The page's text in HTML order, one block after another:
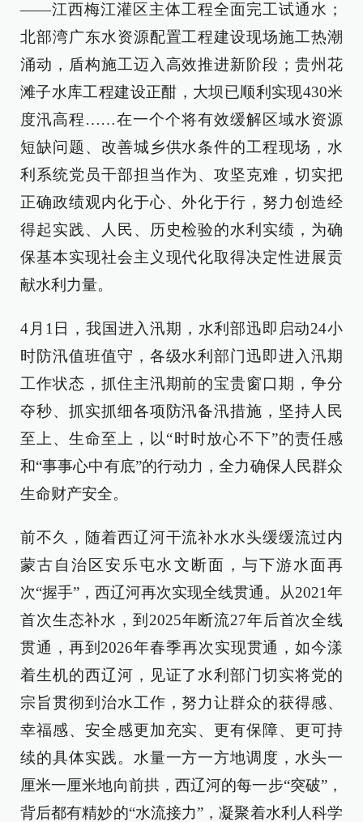
——江西梅江灌区主体工程全面完工试通水；
北部湾广东水资源配置工程建设现场施工热潮
涌动，盾构施工迈入高效推进新阶段；贵州花
滩子水库工程建设正酣，大坝已顺利实现430米
度汛高程……在一个个将有效缓解区域水资源
短缺问题、改善城乡供水条件的工程现场，水
利系统党员干部担当作为、攻坚克难，切实把
正确政绩观内化于心、外化于行，努力创造经
得起实践、人民、历史检验的水利实绩，为确
保基本实现社会主义现代化取得决定性进展贡
献水利力量。
4月1日，我国进入汛期，水利部迅即启动24小
时防汛值班值守，各级水利部门迅即进入汛期
工作状态，抓住主汛期前的宝贵窗口期，争分
夺秒、抓实抓细各项防汛备汛措施，坚持人民
至上、生命至上，以“时时放心不下”的责任感
和“事事心中有底”的行动力，全力确保人民群众
生命财产安全。
前不久，随着西辽河干流补水水头缓缓流过内
蒙古自治区安乐屯水文断面，与下游水面再
次“握手”，西辽河再次实现全线贯通。从2021年
首次生态补水，到2025年断流27年后首次全线
贯通，再到2026年春季再次实现贯通，如今漾
着生机的西辽河，见证了水利部门切实将党的
宗旨贯彻到治水工作，努力让群众的获得感、
幸福感、安全感更加充实、更有保障、更可持
续的具体实践。水量一方一方地调度，水头一
厘米一厘米地向前拱，西辽河的每一步“突破”，
背后都有精妙的“水流接力”，凝聚着水利人科学